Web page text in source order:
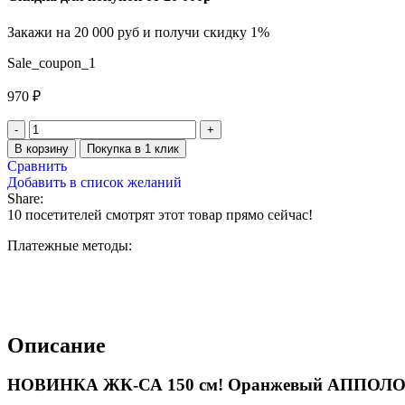
Закажи на 20 000 руб и получи скидку 1%
Sale_coupon_1
970 ₽
В корзину Покупка в 1 клик
Сравнить
Добавить в список желаний
Share:
10 посетителей смотрят этот товар прямо сейчас!
Платежные методы:
Описание
НОВИНКА ЖК-СА 150 см! Оранжевый